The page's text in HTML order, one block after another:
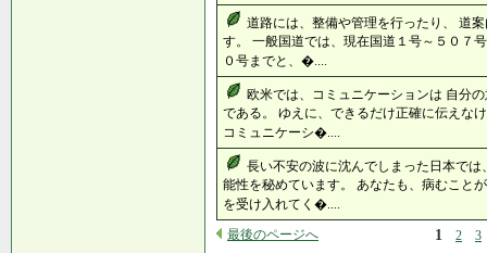
道路には、整備や管理を行ったり、 道
す。 一般国道では、現在国道１号～５０７
０号までと、�....
欧米では、コミュニケーションは 自分
である。 ゆえに、できるだけ正確に伝えな
コミュニケーシ�....
長い不安の波に沈んでしまった日本で
能性を秘めています。 あなたも、病むこと
を受け入れてく�....
最後のページへ
1 2 3